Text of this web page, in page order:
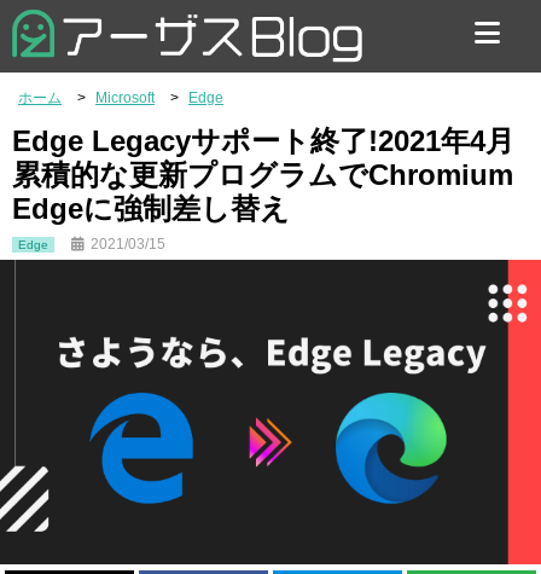
お問い合わせ
ホーム Microsoft Edge
Edge Legacyサポート終了!2021年4月
累積的な更新プログラムでChromium
Edgeに強制差し替え
Edge 2021/03/15